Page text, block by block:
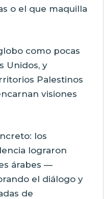
o el que maquilla
como pocas
Unidos, y
Palestinos
visiones
los
lograron
árabes —
el diálogo y
de